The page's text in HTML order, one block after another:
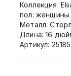
Коллекция:
пол: женщины
Металл:
Длина: 16
Артикул: